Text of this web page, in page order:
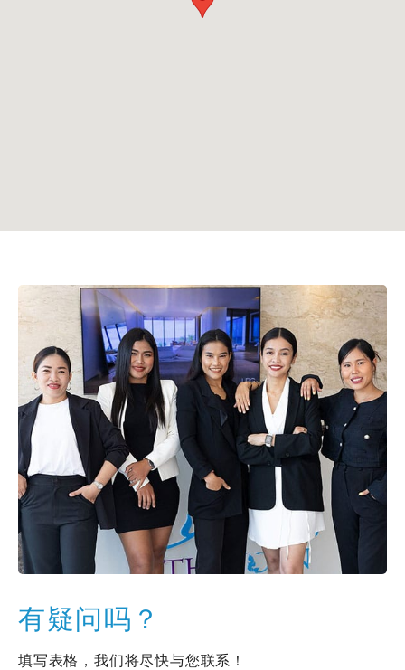
有疑问吗？
填写表格，我们将尽快与您联系！